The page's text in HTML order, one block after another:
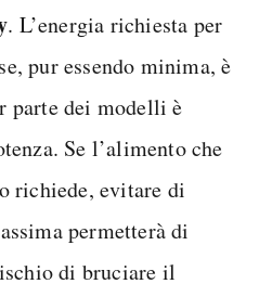
. L’energia richiesta per
pur essendo minima, è
parte dei modelli è
Se l’alimento che
richiede, evitare di
permetterà di
di bruciare il